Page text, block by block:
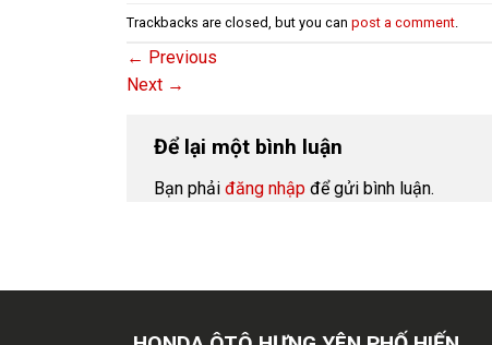
Trackbacks are closed, but you can post a comment
← Previous
Next →
Để lại một bình luận
Bạn phải đăng nhập để gửi bình luận.